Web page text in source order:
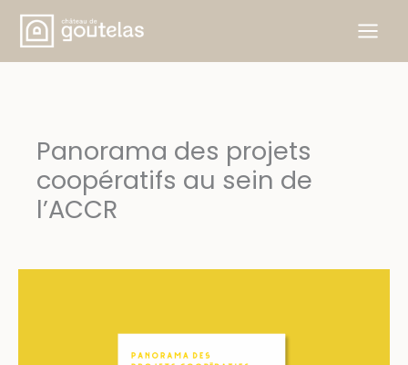
Aller
contenu
Panorama des projets
coopératifs au sein de
l’ACCR